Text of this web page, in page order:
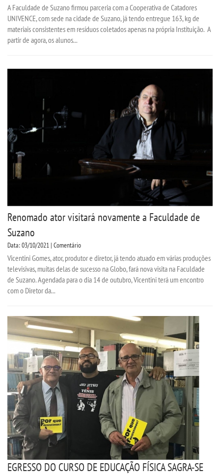
A Faculdade de Suzano firmou parceria com a Cooperativa de Catadores
UNIVENCE, com sede na cidade de Suzano, já tendo entregue 163, kg de
materiais consistentes em resíduos coletados apenas na própria Instituição. A
partir de agora, os alunos...
Renomado ator visitará novamente a Faculdade de
Suzano
Data: 03/10/2021 | Comentário
Vicentini Gomes, ator, produtor e diretor, já tendo atuado em várias produções
televisivas, muitas delas de sucesso na Globo, fará nova visita na Faculdade
de Suzano. Agendada para o dia 14 de outubro, Vicentini terá um encontro
com o Diretor da...
EGRESSO DO CURSO DE EDUCAÇÃO FÍSICA SAGRA-SE